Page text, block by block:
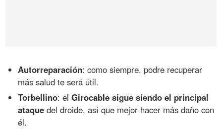
Autorreparación: como siempre, podre recuperar
más salud te será útil.
Torbellino: elGirocable sigue siendo el principal
ataque del droide, así que mejor hacer más daño con
él.